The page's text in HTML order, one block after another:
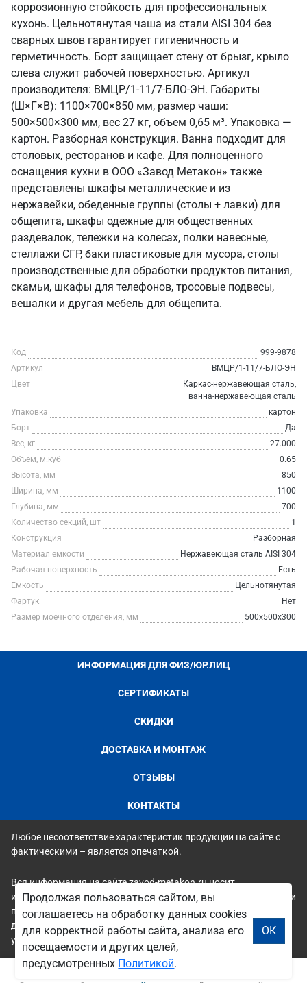
коррозионную стойкость для профессиональных
кухонь. Цельнотянутая чаша из стали AISI 304 без
сварных швов гарантирует гигиеничность и
герметичность. Борт защищает стену от брызг, крыло
слева служит рабочей поверхностью. Артикул
производителя: ВМЦР/1-11/7-БЛО-ЭН. Габариты
(Ш×Г×В): 1100×700×850 мм, размер чаши:
500×500×300 мм, вес 27 кг, объем 0,65 м³. Упаковка —
картон. Разборная конструкция. Ванна подходит для
столовых, ресторанов и кафе. Для полноценного
оснащения кухни в ООО «Завод Метакон» также
представлены шкафы металлические и из
нержавейки, обеденные группы (столы + лавки) для
общепита, шкафы одежные для общественных
раздевалок, тележки на колесах, полки навесные,
стеллажи СГР, баки пластиковые для мусора, столы
производственные для обработки продуктов питания,
скамьи, шкафы для телефонов, тросовые подвесы,
вешалки и другая мебель для общепита.
Код
999-9878
Артикул
ВМЦР/1-11/7-БЛО-ЭН
Цвет
Каркас-нержавеющая сталь,
ванна-нержавеющая сталь
Упаковка
картон
Борт
Да
Вес, кг
27.000
Объем, м.куб
0.65
Высота, мм
850
Ширина, мм
1100
Глубина, мм
700
Количество секций, шт
1
Конструкция
Разборная
Материал емкости
Нержавеющая сталь AISI 304
Рабочая поверхность
Есть
Емкость
Цельнотянутая
Фартук
Нет
Размер моечного отделения, мм
500х500х300
ИНФОРМАЦИЯ ДЛЯ ФИЗ/ЮР.ЛИЦ
СЕРТИФИКАТЫ
СКИДКИ
ДОСТАВКА И МОНТАЖ
ОТЗЫВЫ
КОНТАКТЫ
Любое несоответствие характеристик продукции на сайте с
фактическими – является опечаткой.
Вся информация на сайте zavod-metakon.ru носит
исключительно ознакомительный и справочный характер и ни
при каких условиях не является публичной офертой. Всю
дополнительную информацию можно узнать по телефонам
указанным на сайте.
Продолжая пользоваться сайтом, вы
соглашаетесь на обработку данных cookies
для корректной работы сайта, анализа его
посещаемости и других целей,
предусмотренных Политикой.
ОК